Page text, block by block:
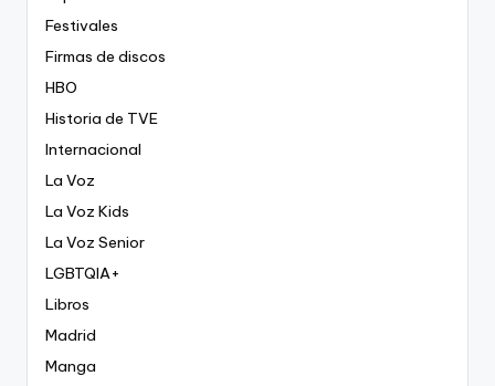
Festivales
Firmas de discos
HBO
Historia de TVE
Internacional
La Voz
La Voz Kids
La Voz Senior
LGBTQIA+
Libros
Madrid
Manga